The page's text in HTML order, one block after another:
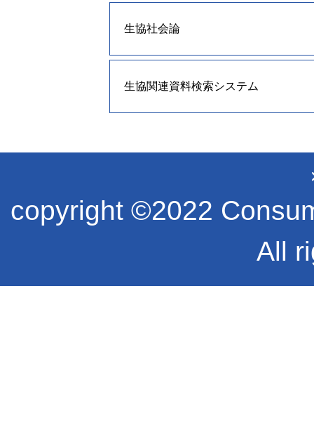
生協社会論
生協関連資料検索システム
copyright ©2022
All